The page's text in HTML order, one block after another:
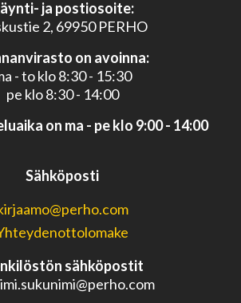
ja postiosoite:
2, 69950 PERHO
on avoinna:
- to klo 8:30 - 15:30
pe klo 8:30 - 14:00
on ma - pe klo 9:00 - 14:00
Sähköposti
sähköpostit